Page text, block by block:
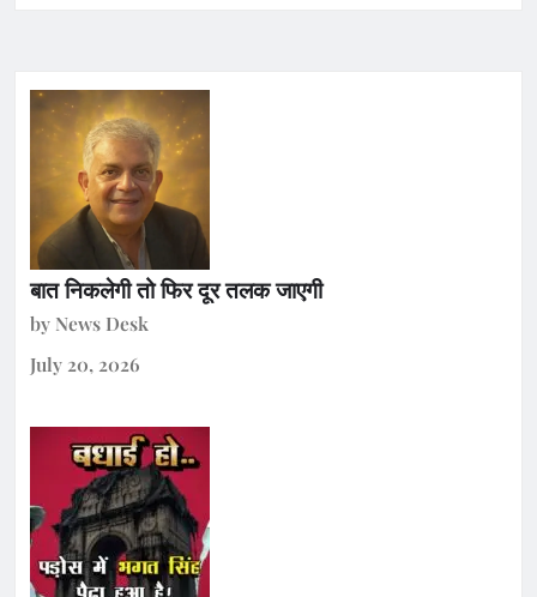
बात निकलेगी तो फिर दूर तलक जाएगी
by News Desk
July 20, 2026